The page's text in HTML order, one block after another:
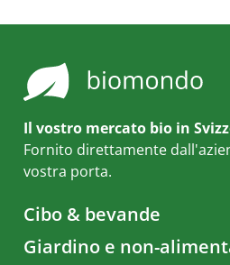
Il vostro mercato bio in
Fornito direttamente
vostra porta.
Cibo & bevande
Giardino e non-